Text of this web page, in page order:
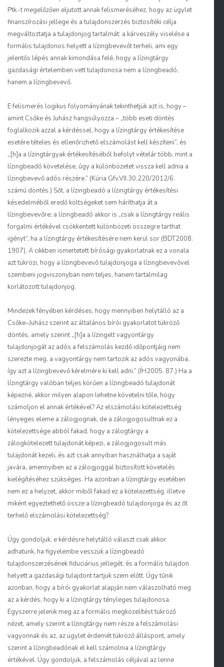
Ptk.-t megelőzően eljutott annak felismeréséhez, hogy az ügylet
finanszírozási jellege és a tulajdonszerzés biztosítéki célja
megváltoztatja a tulajdonjog tartalmát: a kárveszély viselése a
formális tulajdonos helyett a lízingbevevőt terheli, ami egy
jelentős lépés annak kimondása felé, hogy a lízingtárgy
gazdasági értelemben vett tulajdonosa nem a lízingbeadó,
hanem a lízingbevevő.
E felismerés logikus folyományának tekinthetjük azt is, hogy –
amint Csőke és Juhász hangsúlyozza – „több eseti döntés
foglalkozik azzal a kérdéssel, hogy a lízingtárgy értékesítése
esetére tételes és ellenőrizhető elszámolást kell készíteni”, és
„[h]a a lízingtárgyak értékesítéséből befolyt vételár több, mint a
lízingbeadó követelése, úgy a különbözetet vissza kell adnia a
lízingbevevő adós részére.” (Kúria Gfv.VII.30.220/2012/6.
számú döntés.) Sőt, a lízingbeadó a lízingtárgy értékesítési
késedelméből eredő költségeket sem háríthatja át a
lízingbevevőre; a lízingbeadó akkor is „csak a lízingtárgy reális
forgalmi értékével csökkentett különbözeti összegre tarthat
igényt”, ha a lízingtárgy értékesítésére nem kerül sor (BDT2008.
1907). A cikkben ismertetett bírósági gyakorlatnak ez a vonala
azt tükrözi, hogy a lízingbevevő tulajdonjoga a lízingbevevővel
szembeni jogviszonyban nem teljes, hanem tartalmilag
korlátozott tulajdonjog.
Mindezek fényében kérdéses, hogy mennyiben helytálló az a
Csőke–Juhász szerint az általános bírói gyakorlatot tükröző
döntés, amely szerint „[h]a a lízingelt vagyontárgy
tulajdonjogát az adós a felszámolás kezdő időpontjáig nem
szerezte meg, a vagyontárgy nem tartozik az adós vagyonába,
így azt a lízingbevevő kérelmére ki kell adni.” (ÍH2005. 87.) Ha a
lízingtárgy valóban teljes körűen a lízingbeadó tulajdonát
képezné, akkor milyen alapon lehetne követelni tőle, hogy
számoljon el annak értékével? Az elszámolási kötelezettség
lényeges eleme a zálogjognak, de a zálogjogosultnak ez a
kötelezettsége abból fakad, hogy a zálogtárgy a
zálogkötelezett tulajdonát képezi, a zálogjogosult más
tulajdonát kezeli, és azt csak annyiban használhatja a saját
javára, amennyiben az a zálogjoggal biztosított követelés
kielégítéséhez szükséges. Ha azonban a lízingtárgy esetében
nem ez a helyzet, akkor miből fakad ez a kötelezettség, illetve
miként egyeztethető össze a lízingbeadó tulajdonjoga és az őt
terhelő elszámolási kötelezettség?
Úgy gondoljuk, e kérdésre helytálló választ csak akkor
adhatunk, ha figyelembe vesszük a lízingbeadó
tulajdonszerzésének fiduciárius jellegét, és a formális tulajdon
helyett a gazdasági tulajdont tartjuk szem előtt. Úgy tűnik
azonban, hogy a bírói gyakorlat alapján nem válaszolható meg
az a kérdés, hogy ki a lízingtárgy tényleges tulajdonosa.
Egyszerre jelenik meg az a formális megközelítést tükröző
nézet, amely szerint a lízingtárgy nem része a felszámolási
vagyonnak és az, az ügylet érdemét tükröző álláspont, amely
szerint a lízingbeadónak el kell számolnia a lízingtárgy
értékével. Úgy gondoljuk, a felszámolás céljával az lenne